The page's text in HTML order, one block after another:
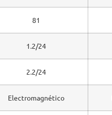
81
1.2/24
2.2/24
Electromagnético